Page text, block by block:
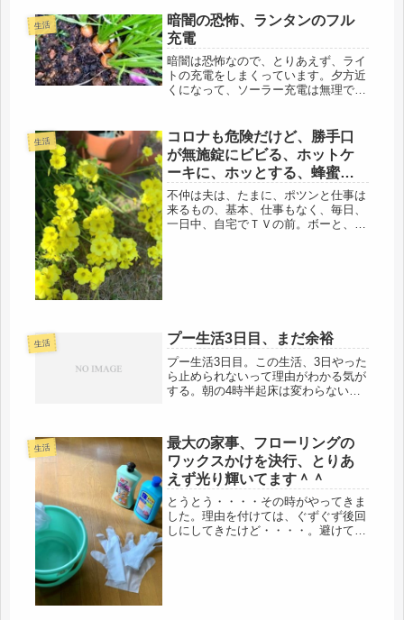
生活
暗闇の恐怖、ランタンのフル
充電
暗闇は恐怖なので、とりあえず、ライ
トの充電をしまくっています。夕方近
くになって、ソーラー充電は無理です
二羽のキャリーも確認済、持ち出しリ
ュックには、エサ、水、エサ入れも準
備...
生活
コロナも危険だけど、勝手口
が無施錠にビビる、ホットケ
ーキに、ホッとする、蜂蜜う
まし。
不仲は夫は、たまに、ポツンと仕事は
来るもの、基本、仕事もなく、毎日、
一日中、自宅でＴＶの前。ボーと、半
生活 プー生活3日目、まだ余裕
プー生活3日目。この生活、3日やった
ら止められないって理由がわかる気が
する。朝の4時半起床は変わらないけ
頃に起きるのもアリだし、ゆったり優
雅に朝フロもできる。憧れのランチ
に...
生活
最大の家事、フローリングの
ワックスかけを決行、とりあ
えず光り輝いてます＾＾
とうとう・・・・その時がやってきま
した。理由を付けては、ぐずぐず後回
しにしてきたけど・・・・。避けては